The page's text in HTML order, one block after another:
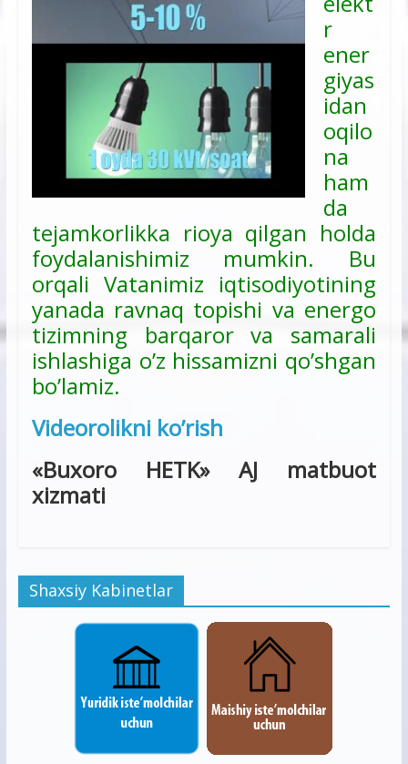
r
ener
giyas
idan
oqilo
na
ham
da
tejamkorlikka rioya qilgan holda
foydalanishimiz mumkin. Bu
orqali Vatanimiz iqtisodiyotining
yanada ravnaq topishi va energo
tizimning barqaror va samarali
ishlashiga o’z hissamizni qo’shgan
bo’lamiz.
Videorolikni ko’rish
«Buxoro HETK» AJ matbuot
xizmati
Shaxsiy Kabinetlar